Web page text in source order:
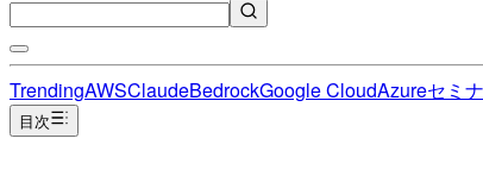
TrendingAWSClaudeBedrockGoogle CloudAzureセミ
目次